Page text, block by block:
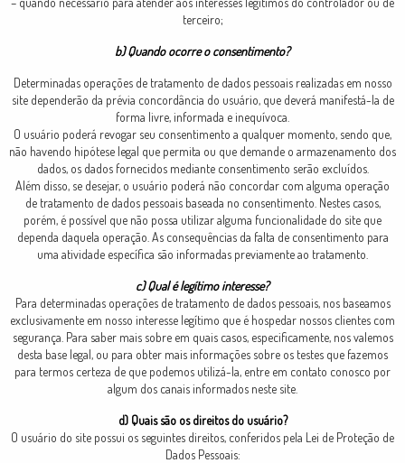
terceiro;
b) Quando ocorre o consentimento?
Determinadas operações de tratamento de dados pessoais realizadas em nosso
site dependerão da prévia concordância do usuário, que deverá manifestá-la de
forma livre, informada e inequívoca.
O usuário poderá revogar seu consentimento a qualquer momento, sendo que,
não havendo hipótese legal que permita ou que demande o armazenamento dos
dados, os dados fornecidos mediante consentimento serão excluídos.
Além disso, se desejar, o usuário poderá não concordar com alguma operação
de tratamento de dados pessoais baseada no consentimento. Nestes casos,
porém, é possível que não possa utilizar alguma funcionalidade do site que
dependa daquela operação. As consequências da falta de consentimento para
uma atividade específica são informadas previamente ao tratamento.
c) Qual é legítimo interesse?
Para determinadas operações de tratamento de dados pessoais, nos baseamos
exclusivamente em nosso interesse legítimo que é hospedar nossos clientes com
segurança. Para saber mais sobre em quais casos, especificamente, nos valemos
desta base legal, ou para obter mais informações sobre os testes que fazemos
para termos certeza de que podemos utilizá-la, entre em contato conosco por
algum dos canais informados neste site.
d) Quais são os direitos do usuário?
O usuário do site possui os seguintes direitos, conferidos pela Lei de Proteção de
Dados Pessoais: